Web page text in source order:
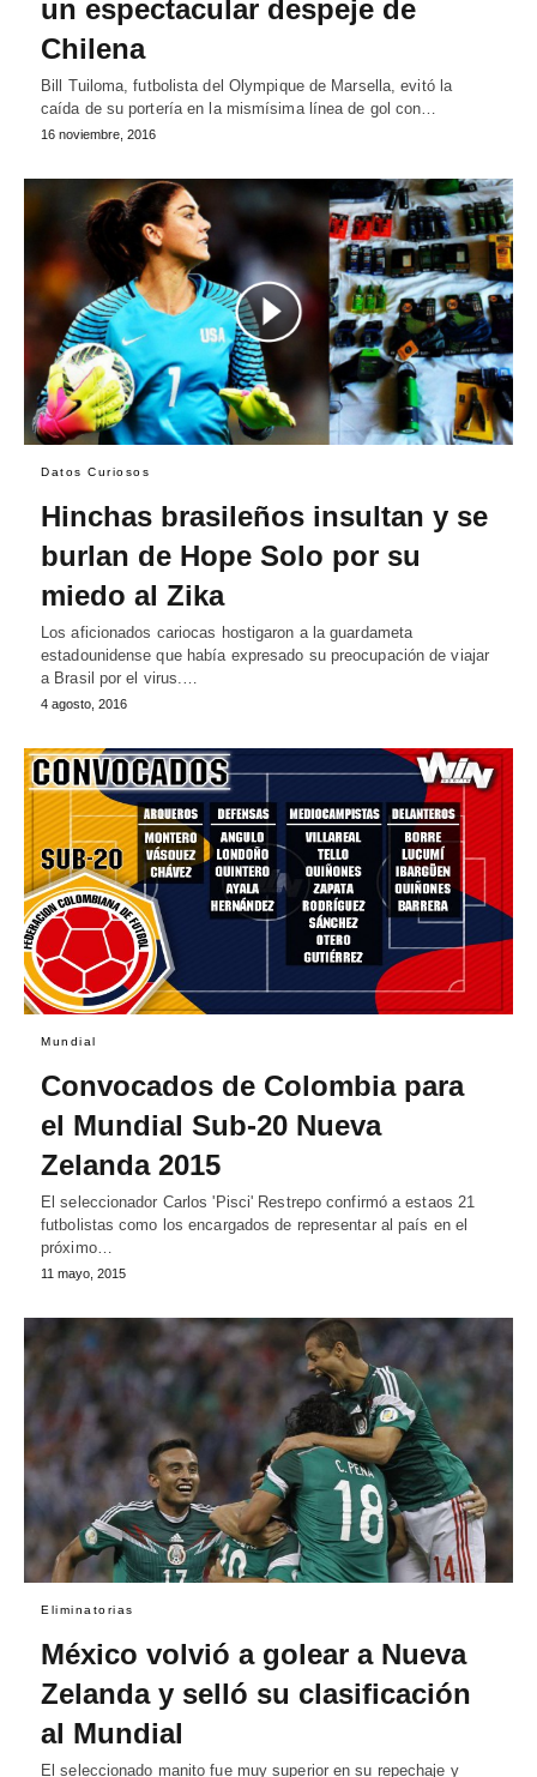
un espectacular despeje de
Chilena
Bill Tuiloma, futbolista del Olympique de Marsella, evitó la
caída de su portería en la mismísima línea de gol con…
16 noviembre, 2016
Datos Curiosos
Hinchas brasileños insultan y se
burlan de Hope Solo por su
miedo al Zika
Los aficionados cariocas hostigaron a la guardameta
estadounidense que había expresado su preocupación de viajar
a Brasil por el virus.…
4 agosto, 2016
Mundial
Convocados de Colombia para
el Mundial Sub-20 Nueva
Zelanda 2015
El seleccionador Carlos 'Pisci' Restrepo confirmó a estaos 21
futbolistas como los encargados de representar al país en el
próximo…
11 mayo, 2015
Eliminatorias
México volvió a golear a Nueva
Zelanda y selló su clasificación
al Mundial
El seleccionado manito fue muy superior en su repechaje y